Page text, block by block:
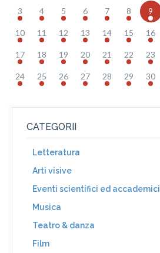
3 4 5 6 7 8 9
10 11 12 13 14 15 16
17 18 19 20 21 22 23
24 25 26 27 28 29 30
CATEGORII
Letteratura
Arti visive
Eventi scientifici ed accademici
Musica
Teatro & danza
Film